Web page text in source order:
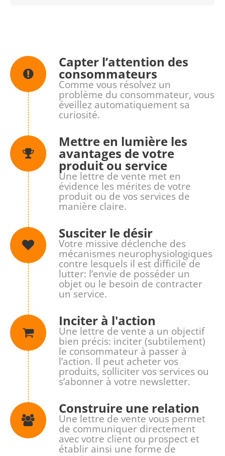
Capter l’attention des
consommateurs
Comme vous résolvez un
problème du consommateur, vous
éveillez automatiquement sa
curiosité.
Mettre en lumière les
avantages de votre
produit ou service
Une lettre de vente met en
évidence les mérites de votre
produit ou de vos services de
manière claire.
Susciter le désir
Votre missive déclenche des
mécanismes neurophysiologiques
contre lesquels il est difficile de
lutter: l’envie de posséder un
objet ou le besoin de contracter
un service.
Inciter à l'action
Une lettre de vente a un objectif
bien précis: inciter (subtilement)
le consommateur à passer à
l’action. Il peut acheter vos
produits, solliciter vos services ou
s’abonner à votre newsletter.
Construire une relation
Une lettre de vente vous permet
de communiquer directement
avec votre client ou prospect et
établir ainsi une forme de